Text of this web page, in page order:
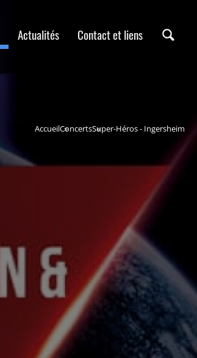
Actualités Contact et liens
AccueilConcertsSuper-Héros - Ingersheim